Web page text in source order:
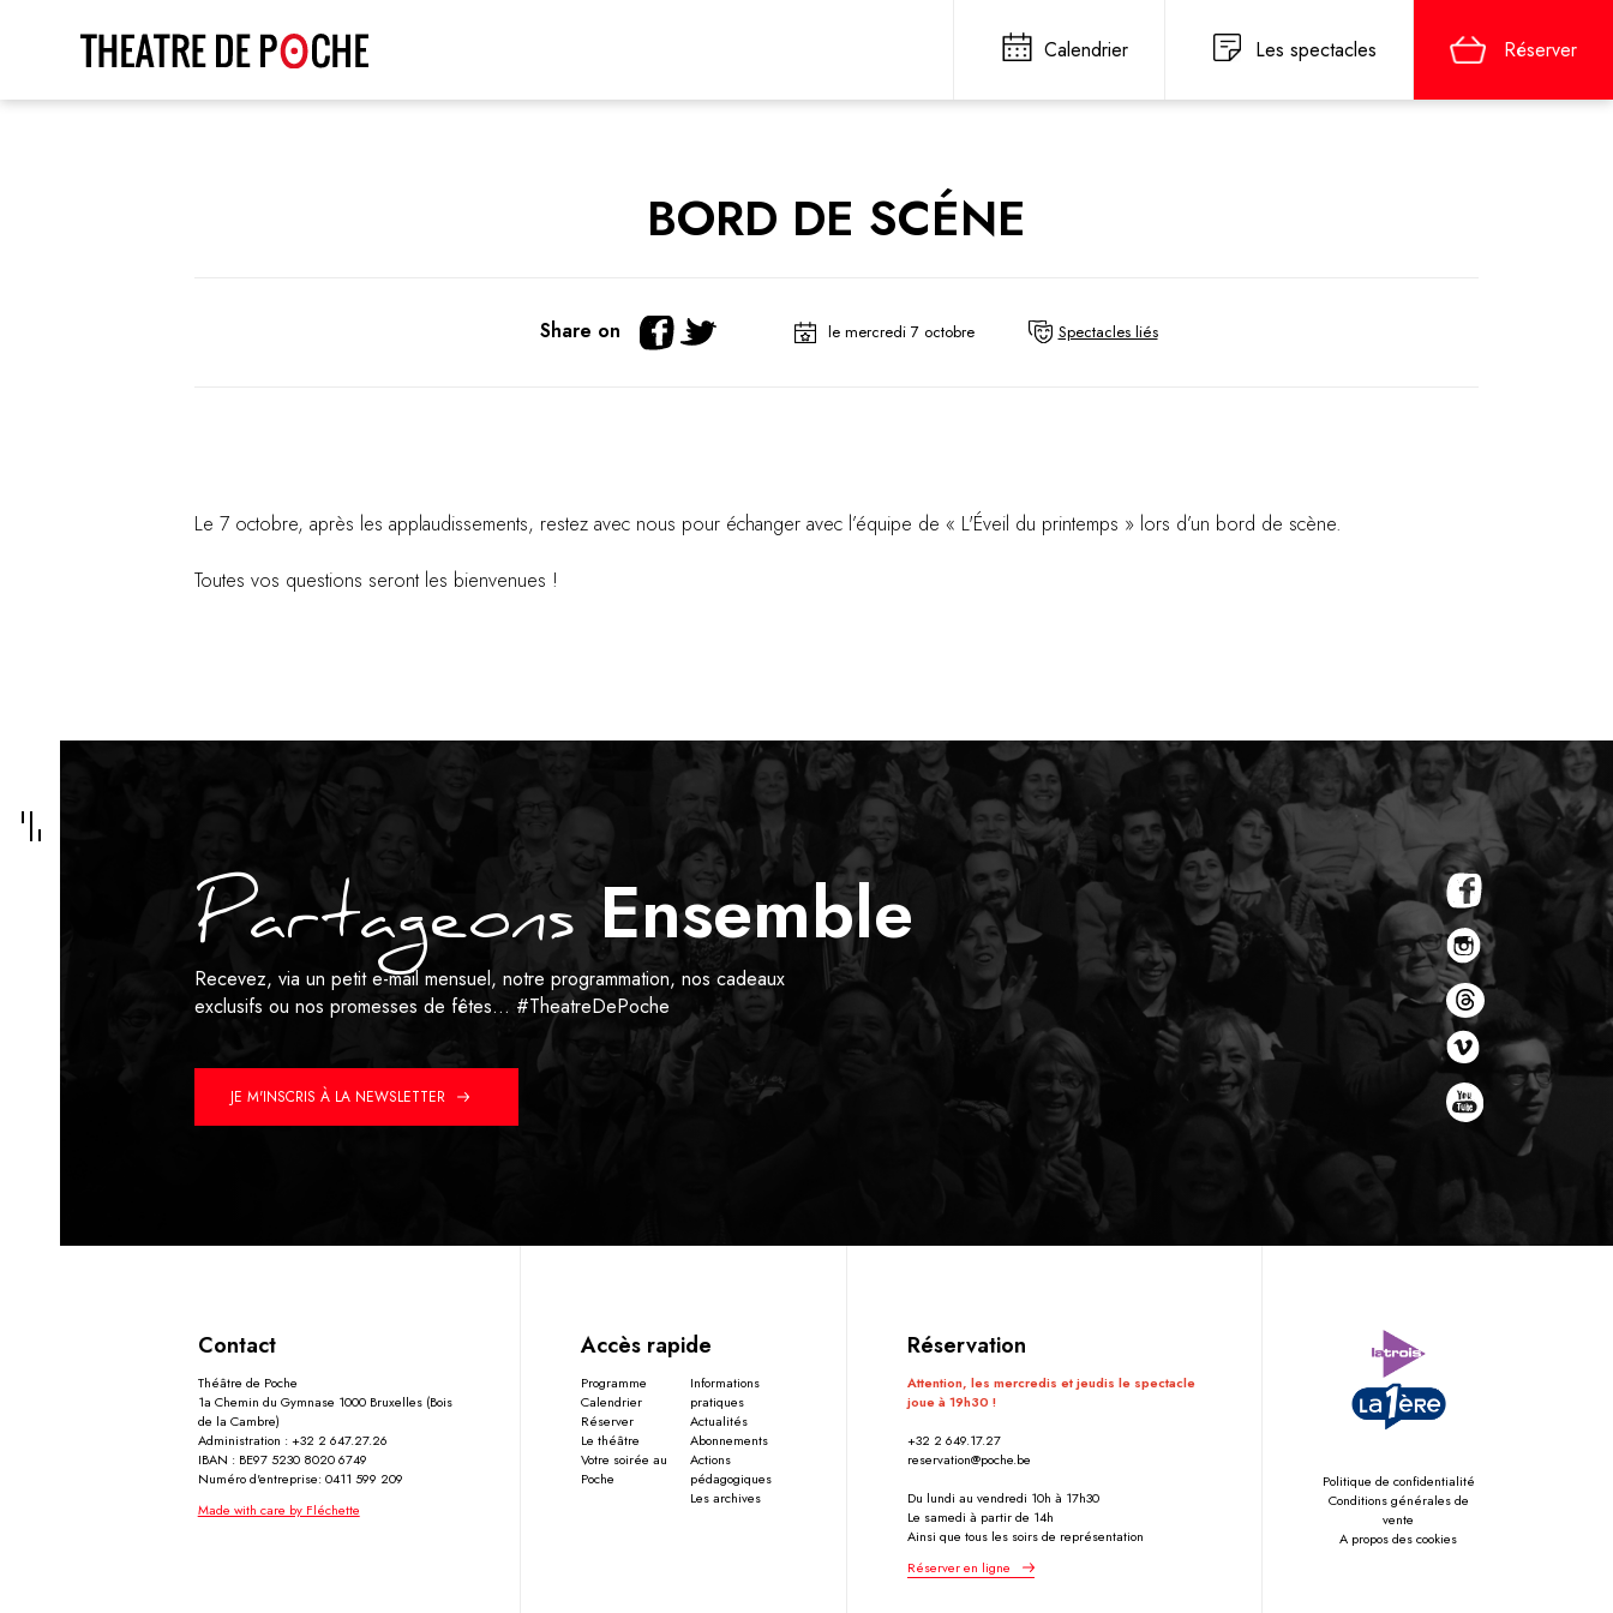
Calendrier Les spectacles Réserver
BORD DE SCÉNE
Share on le mercredi 7 octobre Spectacles liés
Le 7 octobre, après les applaudissements, restez avec nous pour échanger avec l’équipe de « L'Éveil du printemps » lors d’un bord de scène.
Toutes vos questions seront les bienvenues !
Partageons Ensemble
Recevez, via un petit e-mail mensuel, notre programmation, nos cadeaux
exclusifs ou nos promesses de fêtes… #TheatreDePoche
JE M'INSCRIS À LA NEWSLETTER
Contact
Théâtre de Poche
1a Chemin du Gymnase 1000 Bruxelles (Bois
de la Cambre)
Administration : +32 2 647.27.26
IBAN : BE97 5230 8020 6749
Numéro d'entreprise: 0411 599 209
Made with care by Fléchette
Accès rapide
Programme
Calendrier
Réserver
Le théâtre
Votre soirée au
Poche
Informations
pratiques
Actualités
Abonnements
Actions
pédagogiques
Les archives
Réservation
Attention, les mercredis et jeudis le spectacle
joue à 19h30 !
+32 2 649.17.27
reservation@poche.be
Du lundi au vendredi 10h à 17h30
Le samedi à partir de 14h
Ainsi que tous les soirs de représentation
Réserver en ligne
Politique de confidentialité
Conditions générales de
vente
A propos des cookies